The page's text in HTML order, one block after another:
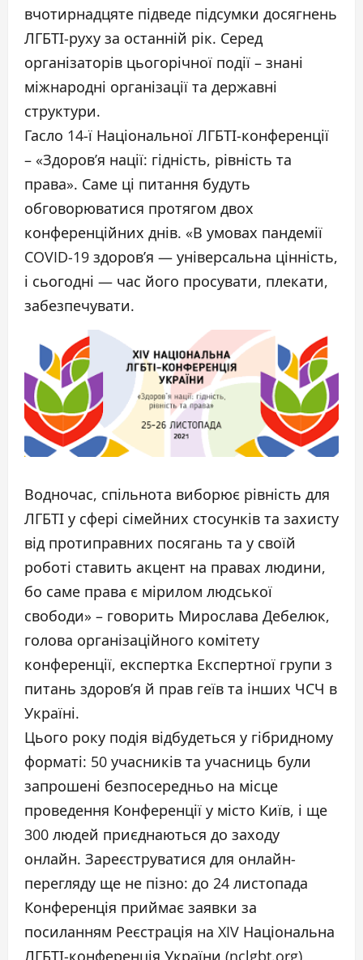
вчотирнадцяте підведе підсумки досягнень
ЛГБТІ-руху за останній рік. Серед
організаторів цьогорічної події – знані
міжнародні організації та державні
структури.
Гасло 14-ї Національної ЛГБТІ-конференції
– «Здоров’я нації: гідність, рівність та
права». Саме ці питання будуть
обговорюватися протягом двох
конференційних днів. «В умовах пандемії
COVID-19 здоров’я — універсальна цінність,
і сьогодні — час його просувати, плекати,
забезпечувати.
Водночас, спільнота виборює рівність для
ЛГБТІ у сфері сімейних стосунків та захисту
від протиправних посягань та у своїй
роботі ставить акцент на правах людини,
бо саме права є мірилом людської
свободи» – говорить Мирослава Дебелюк,
голова організаційного комітету
конференції, експертка Експертної групи з
питань здоров’я й прав геїв та інших ЧСЧ в
Україні.
Цього року подія відбудеться у гібридному
форматі: 50 учасників та учасниць були
запрошені безпосередньо на місце
проведення Конференції у місто Київ, і ще
300 людей приєднаються до заходу
онлайн. Зареєструватися для онлайн-
перегляду ще не пізно: до 24 листопада
Конференція приймає заявки за
посиланням Реєстрація на XIV Національна
ЛГБТІ-конференція України (nclgbt.org)